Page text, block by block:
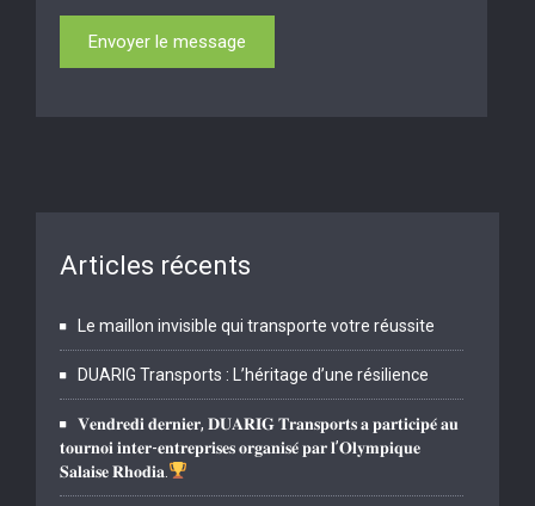
Articles récents
Le maillon invisible qui transporte votre réussite
DUARIG Transports : L’héritage d’une résilience
𝐕𝐞𝐧𝐝𝐫𝐞𝐝𝐢 𝐝𝐞𝐫𝐧𝐢𝐞𝐫, 𝐃𝐔𝐀𝐑𝐈𝐆 𝐓𝐫𝐚𝐧𝐬𝐩𝐨𝐫𝐭𝐬 𝐚 𝐩𝐚𝐫𝐭𝐢𝐜𝐢𝐩𝐞́ 𝐚𝐮
𝐭𝐨𝐮𝐫𝐧𝐨𝐢 𝐢𝐧𝐭𝐞𝐫-𝐞𝐧𝐭𝐫𝐞𝐩𝐫𝐢𝐬𝐞𝐬 𝐨𝐫𝐠𝐚𝐧𝐢𝐬𝐞́ 𝐩𝐚𝐫 𝐥’𝐎𝐥𝐲𝐦𝐩𝐢𝐪𝐮𝐞
𝐒𝐚𝐥𝐚𝐢𝐬𝐞 𝐑𝐡𝐨𝐝𝐢𝐚.